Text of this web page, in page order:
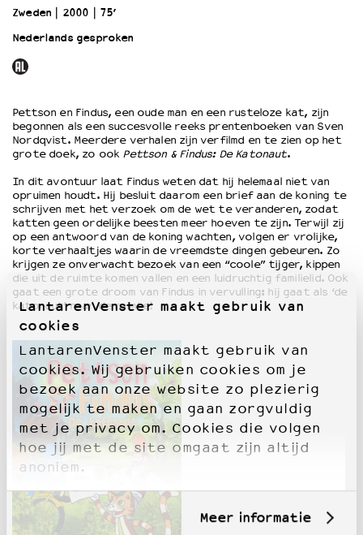
LantarenVenster maakt gebruik van
cookies
LantarenVenster maakt gebruik van
cookies. Wij gebruiken cookies om je
bezoek aan onze website zo plezierig
mogelijk te maken en gaan zorgvuldig
met je privacy om. Cookies die volgen
hoe jij met de site omgaat zijn altijd
anoniem.
Meer informatie
OVER LANTARENVENSTER
Wat we doen
Word vriend
Historie
Partners
Huisregels
Privacyverklaring
Integriteits- en gedragscode
Duurzaamheid
Culturele boycot Israël
Ruimte voor artistieke vrijheid – VNPF
Zweden
2000
75’
Nederlands gesproken
Pettson en Findus, een oude man en een rusteloze kat, zijn
begonnen als een succesvolle reeks prentenboeken van Sven
Nordqvist. Meerdere verhalen zijn verfilmd en te zien op het
grote doek, zo ook Pettson & Findus: De Katonaut.
In dit avontuur laat Findus weten dat hij helemaal niet van
opruimen houdt. Hij besluit daarom een brief aan de koning te
schrijven met het verzoek om de wet te veranderen, zodat
katten geen ordelijke beesten meer hoeven te zijn. Terwijl zij
op een antwoord van de koning wachten, volgen er vrolijke,
korte verhaaltjes waarin de vreemdste dingen gebeuren. Zo
krijgen ze onverwacht bezoek van een “coole” tijger, kippen
die uit de ruimte komen vallen en een luidruchtig familielid. Ook
gaat een grote droom van Findus in vervulling: hij gaat als ‘de
katonaut’ naar de ruimte!